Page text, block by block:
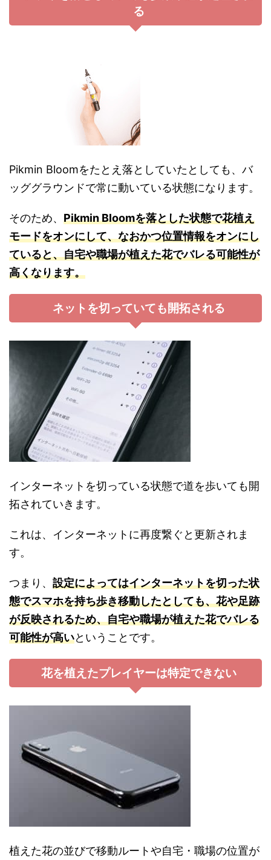
る
Pikmin Bloomをたとえ落としていたとしても、バ
ッググラウンドで常に動いている状態になります。
そのため、 Pikmin Bloomを落とした状態で花植え
モードをオンにして、なおかつ位置情報をオンにし
ていると、自宅や職場が植えた花でバレる可能性が
高くなります。
ネットを切っていても開拓される
インターネットを切っている状態で道を歩いても開
拓されていきます。
これは、インターネットに再度繋ぐと更新されま
す。
つまり、 設定によってはインターネットを切った状
態でスマホを持ち歩き移動したとしても、花や足跡
が反映されるため、自宅や職場が植えた花でバレる
可能性が高いということです。
花を植えたプレイヤーは特定できない
植えた花の並びで移動ルートや自宅・職場の位置が